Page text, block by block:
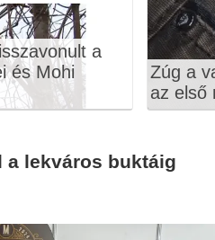
a
és Mohi
Zúg a
az első
a lekváros buktáig